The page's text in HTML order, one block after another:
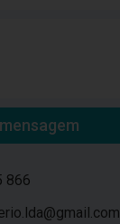
866